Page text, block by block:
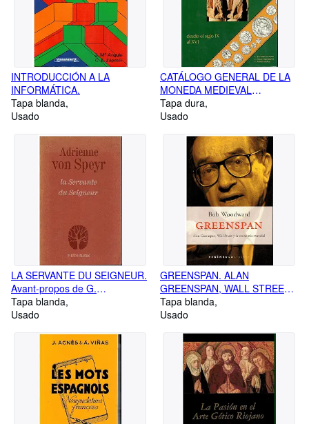
INTRODUCCIÓN A LA
INFORMÁTICA.
Tapa blanda
Usado
CATÁLOGO GENERAL DE LA
MONEDA MEDIEVAL
HISPANO-CRISTIANA. DESDE
EL SIGLO IX AL XVI. 1ª
propietario.
Tapa dura
Usado
LA SERVANTE DU SEIGNEUR.
Avant-propos de G.
Chantraine. Trad. Madi Lépine.
Tapa blanda
Usado
GREENSPAN. ALAN
GREENSPAN, WALL STREET
Y LA ECONOMÍA MUNDIAL.1ª
edición española. Trad. Ana
Tapa blanda
Usado